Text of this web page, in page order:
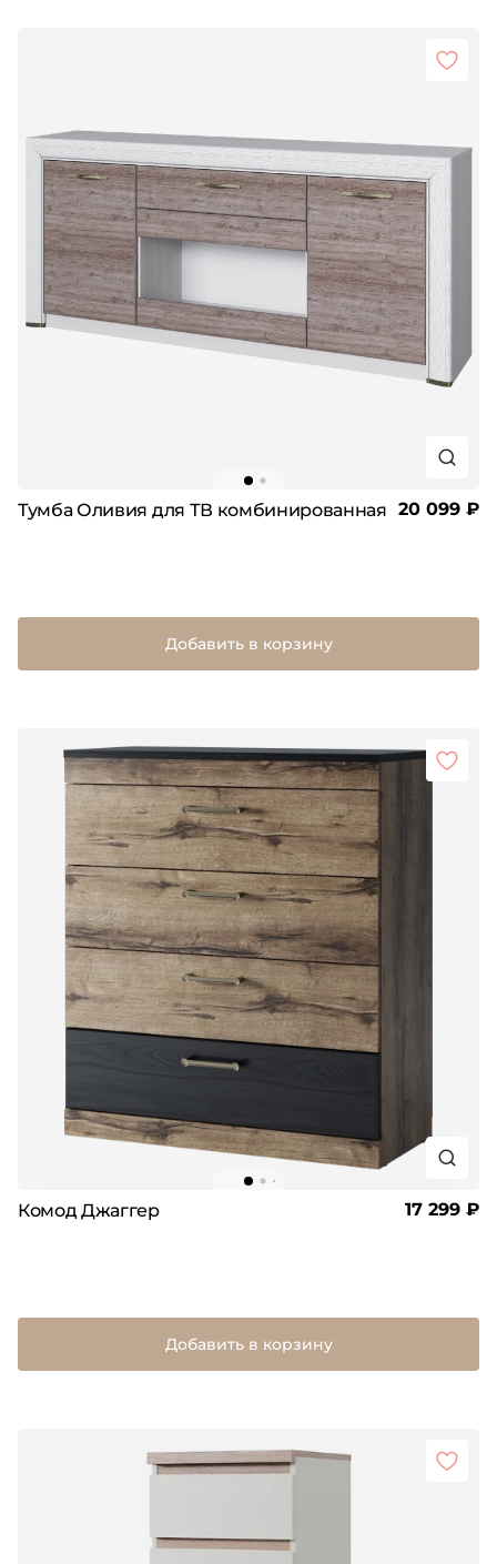
Тумба Оливия для ТВ комбинированная 20 099 ₽
Добавить в корзину
Комод Джаггер 17 299 ₽
Добавить в корзину